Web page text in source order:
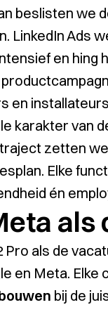
beslisten we
LinkedIn Ads
en hing
en
karakter van
zetten
Elke
én
Pro als de
en Meta.
bij de